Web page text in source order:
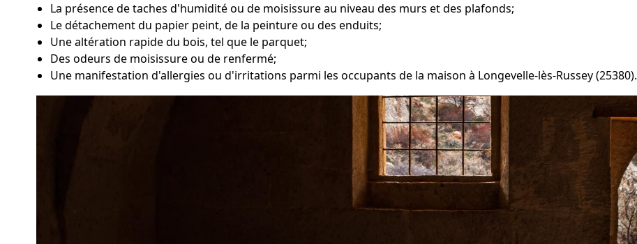
La présence de taches d'humidité ou de moisissure au niveau des murs et des plafonds;
Le détachement du papier peint, de la peinture ou des enduits;
Une altération rapide du bois, tel que le parquet;
Des odeurs de moisissure ou de renfermé;
Une manifestation d'allergies ou d'irritations parmi les occupants de la maison à Longevelle-lès-Russey (25380).